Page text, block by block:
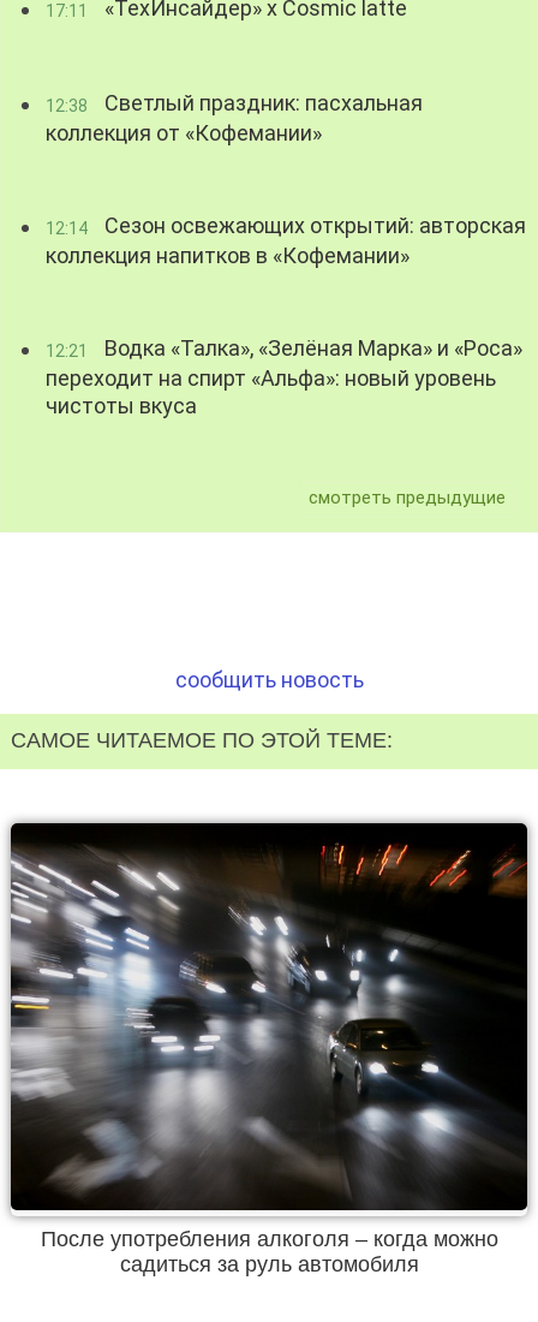
17:11 «ТехИнсайдер» х Cosmic latte
12:38
Светлый праздник: пасхальная
коллекция от «Кофемании»
12:14
Сезон освежающих открытий: авторская
коллекция напитков в «Кофемании»
12:21
Водка «Талка», «Зелёная Марка» и «Роса»
переходит на спирт «Альфа»: новый уровень
чистоты вкуса
смотреть предыдущие
сообщить новость
САМОЕ ЧИТАЕМОЕ ПО ЭТОЙ ТЕМЕ:
После употребления алкоголя – когда можно
садиться за руль автомобиля